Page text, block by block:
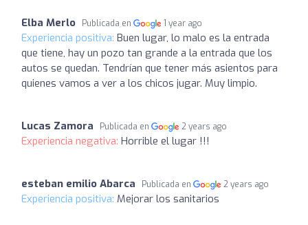
Elba Merlo Publicada en 1 year ago
Experiencia positiva: Buen lugar, lo malo es la entrada
que tiene, hay un pozo tan grande a la entrada que los
autos se quedan. Tendrían que tener más asientos para
quienes vamos a ver a los chicos jugar. Muy limpio.
Lucas Zamora Publicada en 2 years ago
Experiencia negativa: Horrible el lugar !!!
esteban emilio Abarca Publicada en 2 years ago
Experiencia positiva: Mejorar los sanitarios